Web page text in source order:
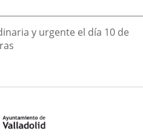
externa.externa.
y urgente el día 10 de